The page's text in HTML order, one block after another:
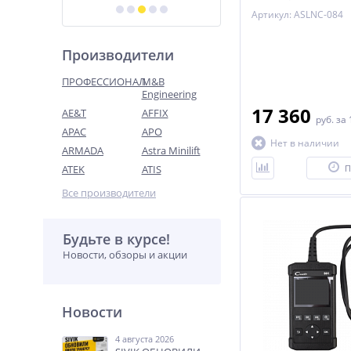
Производители
ПРОФЕССИОНАЛM&B
Engineering
AE&T
AFFIX
APAC
APO
ARMADA
Astra Minilift
ATEK
ATIS
Все производители
Будьте в курсе!
Новости, обзоры и акции
Новости
4 августа 2026
Артикул: ASLNC-084
17 360 руб. за
Нет в наличии